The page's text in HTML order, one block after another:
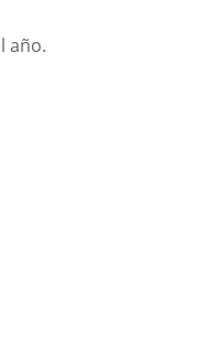
año.